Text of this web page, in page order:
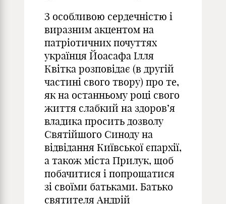
З особливою сердечністю і
виразним акцентом на
патріотичних почуттях
українця Йоасафа Ілля
Квітка розповідає (в другій
частині свого твору) про те,
як на останньому році свого
життя слабкий на здоров’я
владика просить дозволу
Святійшого Синоду на
відвідання Київської єпархії,
а також міста Прилук, щоб
побачитися і попрощатися
зі своїми батьками. Батько
святителя Андрій